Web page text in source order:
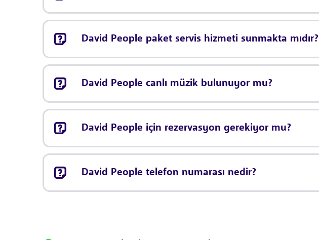
David People paket servis hizmeti sunmakta mıdır?
David People canlı müzik bulunuyor mu?
David People için rezervasyon gerekiyor mu?
David People telefon numarası nedir?